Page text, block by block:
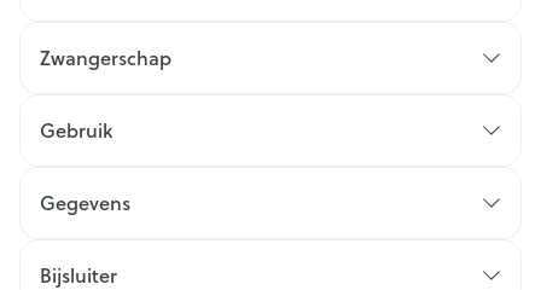
Zwangerschap
Gebruik
Gegevens
Bijsluiter